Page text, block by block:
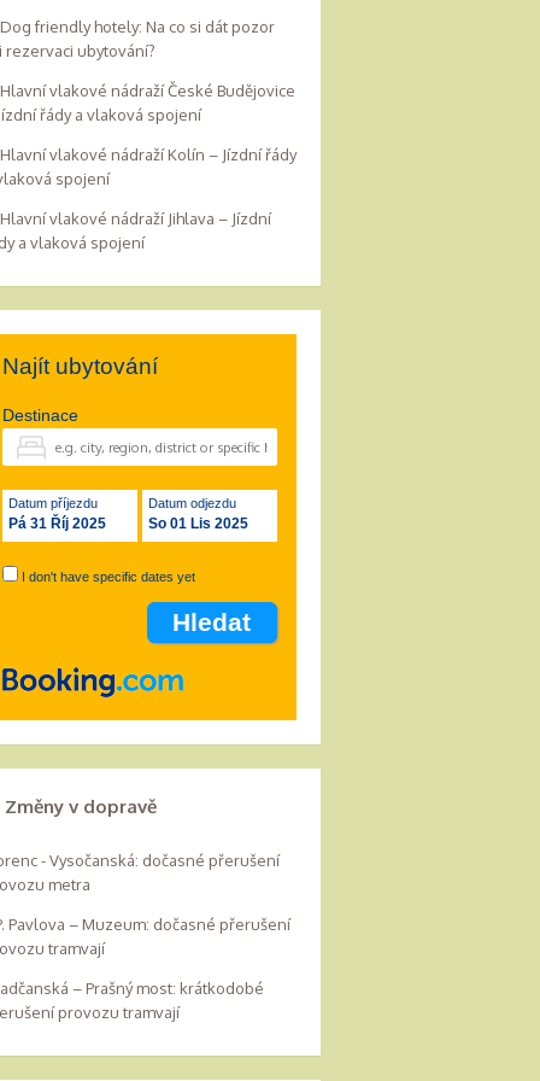
Dog friendly hotely: Na co si dát pozor
rezervaci ubytování?
Hlavní vlakové nádraží České Budějovice
řády a vlaková spojení
Hlavní vlakové nádraží Kolín – Jízdní řády
spojení
Hlavní vlakové nádraží Jihlava – Jízdní
a vlaková spojení
Najít ubytování
Destinace
Datum příjezdu
Pá 31 Říj 2025
Datum odjezdu
So 01 Lis 2025
I don't have specific dates yet
Změny v dopravě
- Vysočanská: dočasné přerušení
metra
Pavlova – Muzeum: dočasné přerušení
tramvají
– Prašný most: krátkodobé
provozu tramvají